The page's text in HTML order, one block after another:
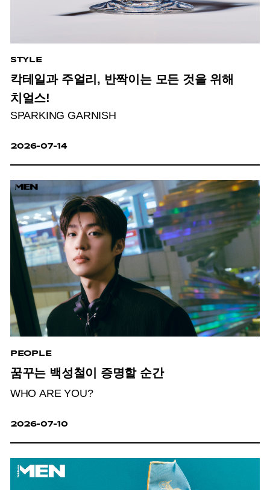
STYLE
칵테일과 주얼리, 반짝이는 모든 것을 위해
치얼스!
SPARKING GARNISH
2026-07-14
PEOPLE
꿈꾸는 백성철이 증명할 순간
WHO ARE YOU?
2026-07-10